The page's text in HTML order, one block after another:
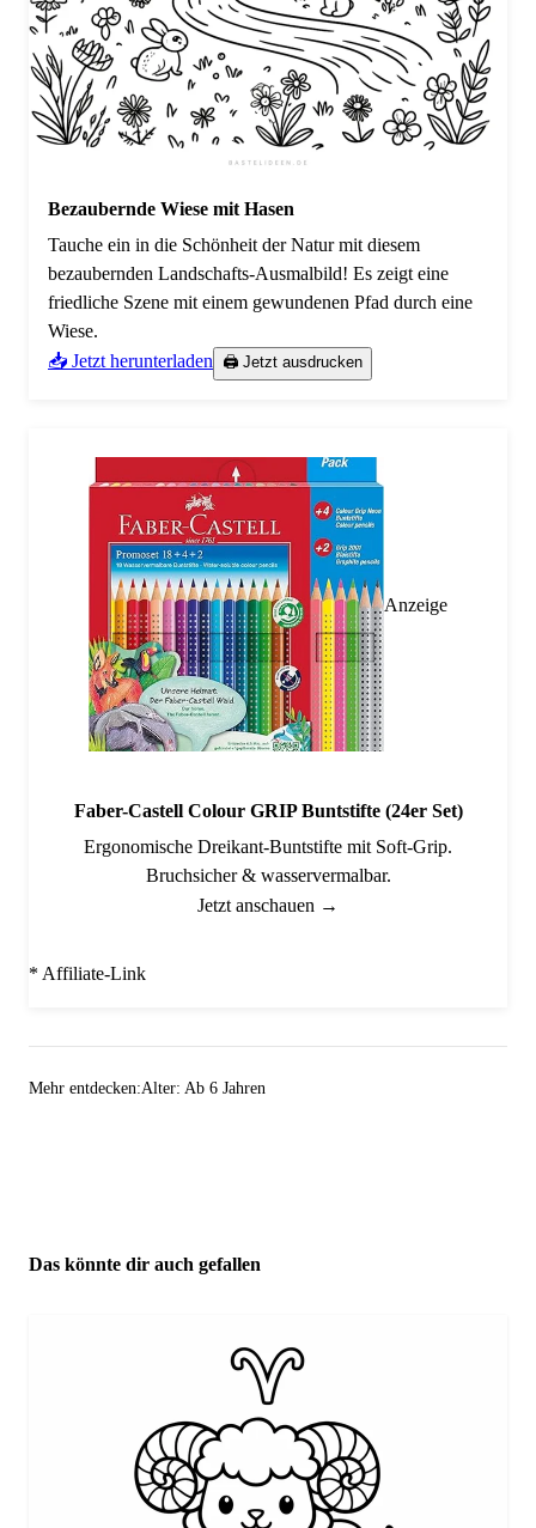
Bezaubernde Wiese mit Hasen
Tauche ein in die Schönheit der Natur mit diesem
bezaubernden Landschafts-Ausmalbild! Es zeigt eine
friedliche Szene mit einem gewundenen Pfad durch eine
Wiese.
📥 Jetzt herunterladen
🖨️ Jetzt ausdrucken
Anzeige
Faber-Castell Colour GRIP Buntstifte (24er Set)
Ergonomische Dreikant-Buntstifte mit Soft-Grip.
Bruchsicher & wasservermalbar.
Jetzt anschauen →
* Affiliate-Link
Mehr entdecken:Alter: Ab 6 Jahren
Das könnte dir auch gefallen